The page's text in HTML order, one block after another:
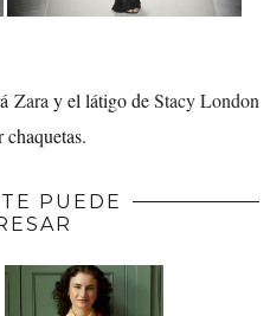
Zaray el látigo deStacy London
PUEDE